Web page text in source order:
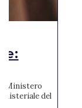
Ministero
del